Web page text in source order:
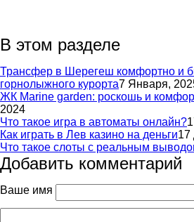
В этом разделе
Трансфер в Шерегеш комфортно и
горнолыжного курорта7 Января,
ЖК Marine garden: роскошь и
2024
Что такое игра в автоматы онлайн?
Как играть в Лев казино на деньги17
Что такое слоты с реальным
Добавить комментарий
Ваше имя